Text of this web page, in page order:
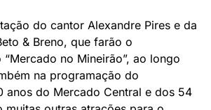
do cantor Alexandre Pires e da
& Breno, que farão o
no Mineirão”, ao longo
na programação do
anos do Mercado Central e dos 54